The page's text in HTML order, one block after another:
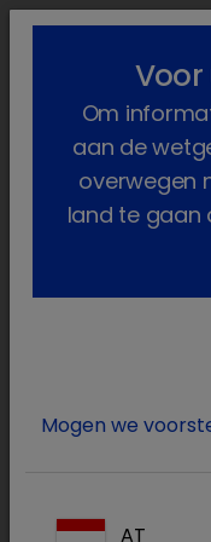
Geneesmiddelen
Enrobactin
Om
aan de
overwegen
land te gaan
Mogen we
AT